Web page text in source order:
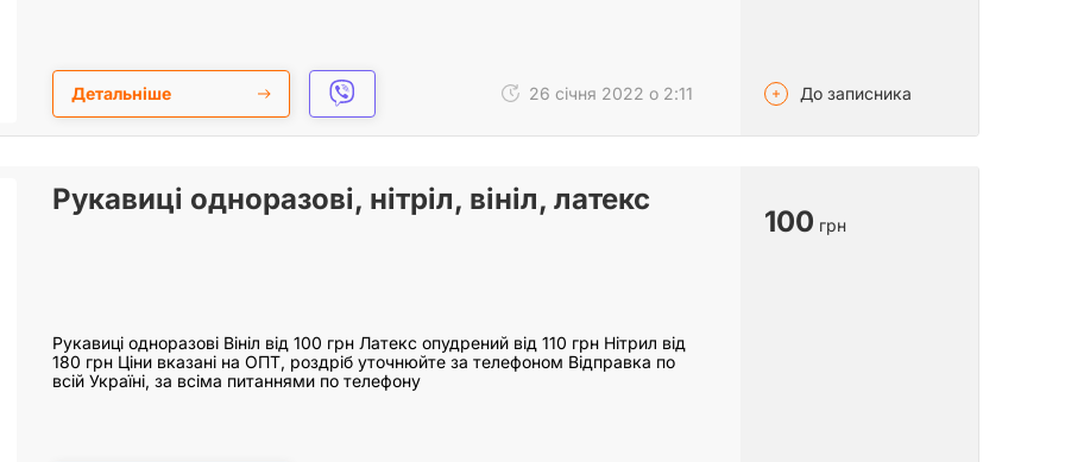
Детальніше 26 січня 2022 о 2:11 До записника
Рукавиці одноразові, нітріл, вініл, латекс
Рукавиці одноразові Вініл від 100 грн Латекс опудрений від 110 грн Нітрил від
180 грн Ціни вказані на ОПТ, роздріб уточнюйте за телефоном Відправка по
всій Україні, за всіма питаннями по телефону
100 грн